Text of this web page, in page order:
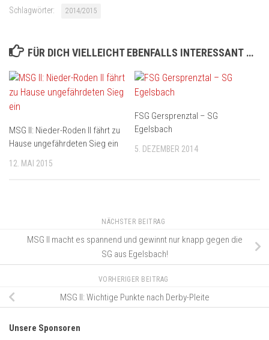
Schlagwörter: 2014/2015
FÜR DICH VIELLEICHT EBENFALLS INTERESSANT …
MSG II: Nieder-Roden II fährt zu
Hause ungefährdeten Sieg ein
12. MAI 2015
FSG Gersprenztal – SG
Egelsbach
5. DEZEMBER 2014
NÄCHSTER BEITRAG
MSG II macht es spannend und gewinnt nur knapp gegen die
SG aus Egelsbach!
VORHERIGER BEITRAG
MSG II: Wichtige Punkte nach Derby-Pleite
Unsere Sponsoren